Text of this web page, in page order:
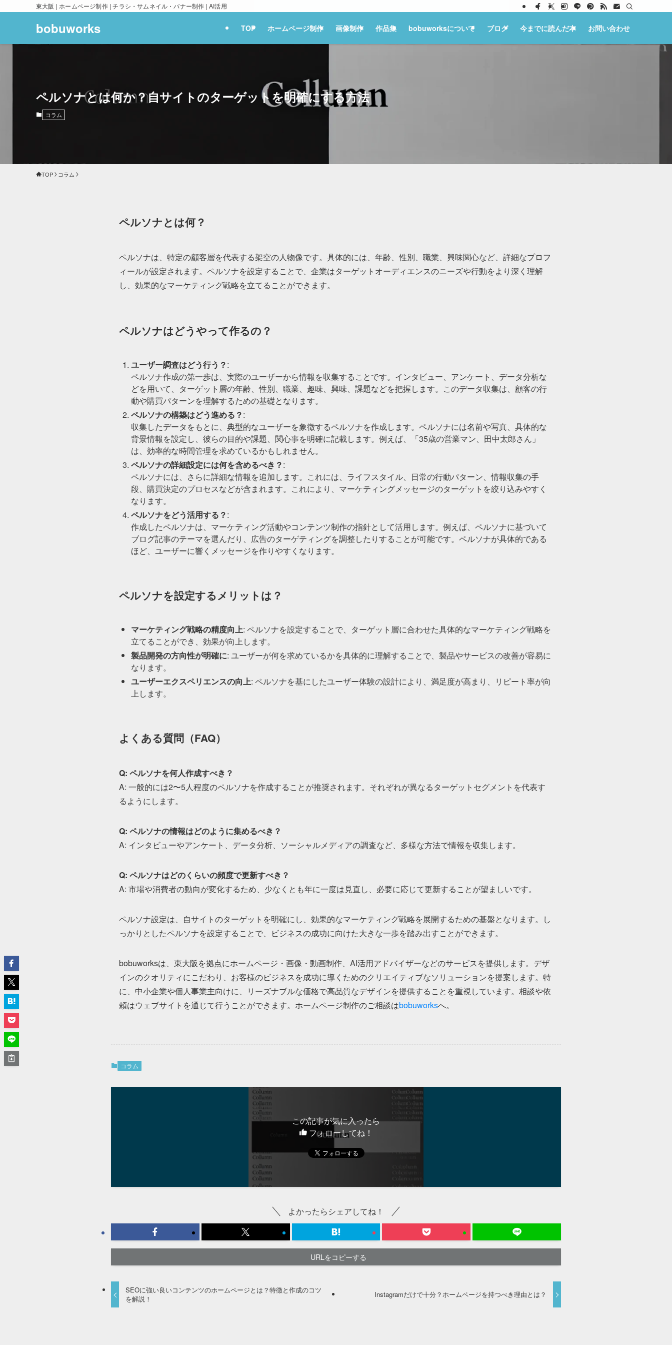
東大阪 | ホームページ制作 | チラシ・サムネイル・バナー制作 | AI活用
bobuworks TOP ホームページ制作 画像制作 作品集 bobuworksについて ブログ 今までに読んだ本 お問い合わせ
ペルソナとは何か？自サイトのターゲットを明確にする方法
コラム
TOP コラム
ペルソナとは何？
ペルソナは、特定の顧客層を代表する架空の人物像です。具体的には、年齢、性別、職業、興味関心など、詳細なプロフ
ィールが設定されます。ペルソナを設定することで、企業はターゲットオーディエンスのニーズや行動をより深く理解
し、効果的なマーケティング戦略を立てることができます。
ペルソナはどうやって作るの？
ユーザー調査はどう行う？:
ペルソナ作成の第一歩は、実際のユーザーから情報を収集することです。インタビュー、アンケート、データ分析な
どを用いて、ターゲット層の年齢、性別、職業、趣味、興味、課題などを把握します。このデータ収集は、顧客の行
動や購買パターンを理解するための基礎となります。
ペルソナの構築はどう進める？:
収集したデータをもとに、典型的なユーザーを象徴するペルソナを作成します。ペルソナには名前や写真、具体的な
背景情報を設定し、彼らの目的や課題、関心事を明確に記載します。例えば、「35歳の営業マン、田中太郎さん」
は、効率的な時間管理を求めているかもしれません。
ペルソナの詳細設定には何を含めるべき？:
ペルソナには、さらに詳細な情報を追加します。これには、ライフスタイル、日常の行動パターン、情報収集の手
段、購買決定のプロセスなどが含まれます。これにより、マーケティングメッセージのターゲットを絞り込みやすく
なります。
ペルソナをどう活用する？:
作成したペルソナは、マーケティング活動やコンテンツ制作の指針として活用します。例えば、ペルソナに基づいて
ブログ記事のテーマを選んだり、広告のターゲティングを調整したりすることが可能です。ペルソナが具体的である
ほど、ユーザーに響くメッセージを作りやすくなります。
ペルソナを設定するメリットは？
マーケティング戦略の精度向上: ペルソナを設定することで、ターゲット層に合わせた具体的なマーケティング戦略を
立てることができ、効果が向上します。
製品開発の方向性が明確に: ユーザーが何を求めているかを具体的に理解することで、製品やサービスの改善が容易に
なります。
ユーザーエクスペリエンスの向上: ペルソナを基にしたユーザー体験の設計により、満足度が高まり、リピート率が向
上します。
よくある質問（FAQ）
Q: ペルソナを何人作成すべき？
A: 一般的には2〜5人程度のペルソナを作成することが推奨されます。それぞれが異なるターゲットセグメントを代表す
るようにします。
Q: ペルソナの情報はどのように集めるべき？
A: インタビューやアンケート、データ分析、ソーシャルメディアの調査など、多様な方法で情報を収集します。
Q: ペルソナはどのくらいの頻度で更新すべき？
A: 市場や消費者の動向が変化するため、少なくとも年に一度は見直し、必要に応じて更新することが望ましいです。
ペルソナ設定は、自サイトのターゲットを明確にし、効果的なマーケティング戦略を展開するための基盤となります。し
っかりとしたペルソナを設定することで、ビジネスの成功に向けた大きな一歩を踏み出すことができます。
bobuworksは、東大阪を拠点にホームページ・画像・動画制作、AI活用アドバイザーなどのサービスを提供します。デザ
インのクオリティにこだわり、お客様のビジネスを成功に導くためのクリエイティブなソリューションを提案します。特
に、中小企業や個人事業主向けに、リーズナブルな価格で高品質なデザインを提供することを重視しています。相談や依
頼はウェブサイトを通じて行うことができます。ホームページ制作のご相談はbobuworksへ。
コラム
この記事が気に入ったら
フォローしてね！
よかったらシェアしてね！
URLをコピーする
SEOに強い良いコンテンツのホームページとは？特徴と作成のコツ
を解説！
Instagramだけで十分？ホームページを持つべき理由とは？